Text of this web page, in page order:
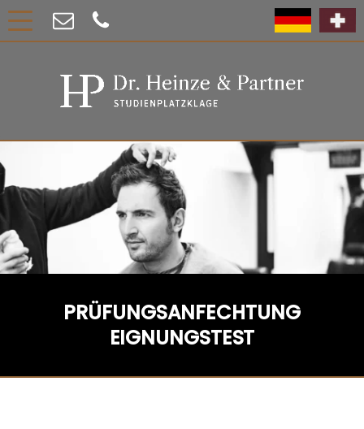
PRÜFUNGSANFECHTUNG
EIGNUNGSTEST